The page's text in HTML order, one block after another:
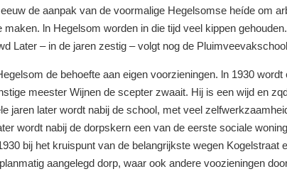
de aanpak van de voormalige Hegelsomse heíde om
maken. ln Hegelsom worden in die tijd veel kippen gehouden.
Later – in de jaren zestig –volgt nog de
de behoefte aan eigen voorzieningen. ln 1930 wordt
meester Wijnen de scepter zwaait. Hij is een wijd en
jaren later wordt nabij de school, met veel
wordt nabij de dorpskern een van de eerste sociale
bij het kruispunt van de belangrijkste wegen Kogelstraat
aangelegd dorp, waar ook andere voozieningen